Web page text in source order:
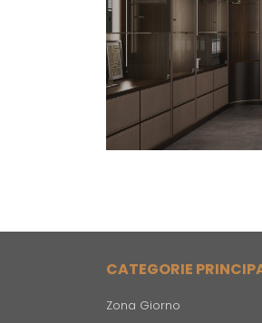
CATEGORIE
Zona Giorno